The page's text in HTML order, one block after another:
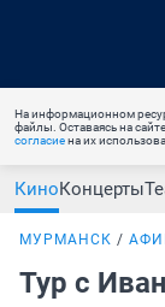
На информационном
файлы. Оставаясь на
согласиена их
КиноКонцерты
МУРМАНСК
Тур с